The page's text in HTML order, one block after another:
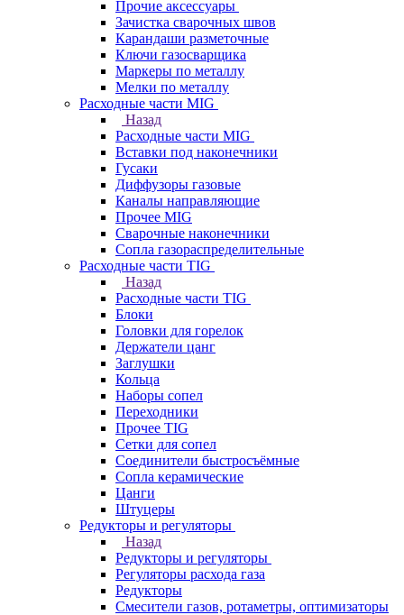
Прочие аксессуары
Зачистка сварочных швов
Карандаши разметочные
Ключи газосварщика
Маркеры по металлу
Мелки по металлу
Расходные части MIG
Назад
Расходные части MIG
Вставки под наконечники
Гусаки
Диффузоры газовые
Каналы направляющие
Прочее MIG
Сварочные наконечники
Сопла газораспределительные
Расходные части TIG
Назад
Расходные части TIG
Блоки
Головки для горелок
Держатели цанг
Заглушки
Кольца
Наборы сопел
Переходники
Прочее TIG
Сетки для сопел
Соединители быстросъёмные
Сопла керамические
Цанги
Штуцеры
Редукторы и регуляторы
Назад
Редукторы и регуляторы
Регуляторы расхода газа
Редукторы
Смесители газов, ротаметры, оптимизаторы